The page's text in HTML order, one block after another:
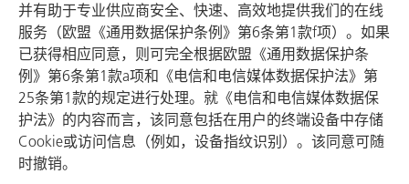
并有助于专业供应商安全、快速、高效地提供我们的在线
服务（欧盟《通用数据保护条例》第6条第1款f项）。如果
已获得相应同意，则可完全根据欧盟《通用数据保护条
例》第6条第1款a项和《电信和电信媒体数据保护法》第
25条第1款的规定进行处理。就《电信和电信媒体数据保
护法》的内容而言，该同意包括在用户的终端设备中存储
Cookie或访问信息（例如，设备指纹识别）。该同意可随
时撤销。